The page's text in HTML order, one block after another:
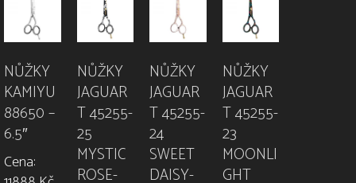
NŮŽKY
KAMIYU
88650 –
6.5″
Cena:
NŮŽKY
JAGUAR
T 45255-
25
MYSTIC
ROSE-
NŮŽKY
JAGUAR
T 45255-
24
SWEET
DAISY-
NŮŽKY
JAGUAR
T 45255-
23
MOONLI
GHT